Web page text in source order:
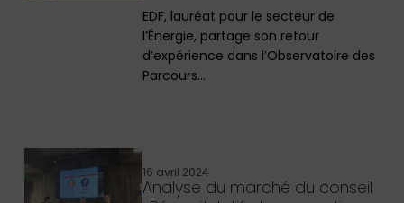
EDF, lauréat pour le secteur de
l’Énergie, partage son retour
d’expérience dans l’Observatoire des
Parcours…
16 avril 2024
Analyse du marché du conseil